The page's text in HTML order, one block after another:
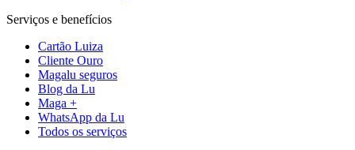
Serviços e benefícios
Cartão Luiza
Cliente Ouro
Magalu seguros
Blog da Lu
Maga +
WhatsApp da Lu
Todos os serviços